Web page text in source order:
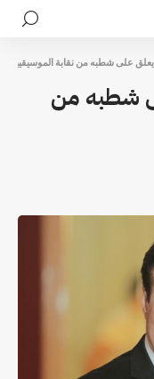
على شطبه من نقابة الموسيقيين
شطبه من